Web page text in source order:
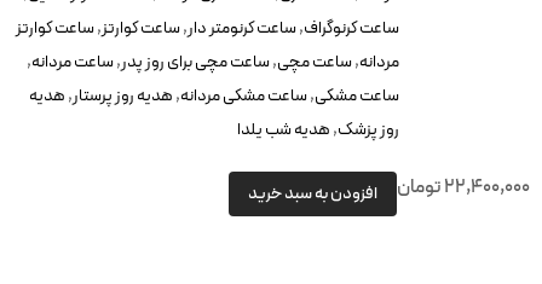
ساعت کرنوگراف,ساعت کرنومتر دار,ساعت کوارتز,ساعت کوارتز
مردانه,ساعت مچی,ساعت مچی برای روز پدر,ساعت مردانه,
ساعت مشکی,ساعت مشکی مردانه,هدیه روز پرستار,هدیه
روز پزشک,هدیه شب یلدا
تومان افزودن به سبد خرید